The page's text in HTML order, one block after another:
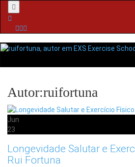
Menu
Autor:ruifortuna
Jun
23
Longevidade Salutar e
Rui Fortuna